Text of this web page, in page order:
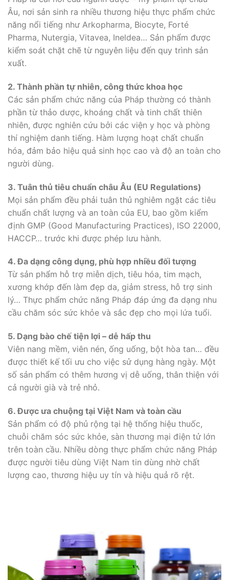
Âu, nơi sản sinh ra nhiều thương hiệu thực phẩm chức
năng nổi tiếng như Arkopharma, Biocyte, Forté
Pharma, Nutergia, Vitavea, Ineldea… Sản phẩm được
kiểm soát chặt chẽ từ nguyên liệu đến quy trình sản
xuất.
2. Thành phần tự nhiên, công thức khoa học
Các sản phẩm chức năng của Pháp thường có thành
phần từ thảo dược, khoáng chất và tinh chất thiên
nhiên, được nghiên cứu bởi các viện y học và phòng
thí nghiệm danh tiếng. Hàm lượng hoạt chất chuẩn
hóa, đảm bảo hiệu quả sinh học cao và độ an toàn cho
người dùng.
3. Tuân thủ tiêu chuẩn châu Âu (EU Regulations)
Mọi sản phẩm đều phải tuân thủ nghiêm ngặt các tiêu
chuẩn chất lượng và an toàn của EU, bao gồm kiểm
định GMP (Good Manufacturing Practices), ISO 22000,
HACCP… trước khi được phép lưu hành.
4. Đa dạng công dụng, phù hợp nhiều đối tượng
Từ sản phẩm hỗ trợ miễn dịch, tiêu hóa, tim mạch,
xương khớp đến làm đẹp da, giảm stress, hỗ trợ sinh
lý… Thực phẩm chức năng Pháp đáp ứng đa dạng nhu
cầu chăm sóc sức khỏe và sắc đẹp cho mọi lứa tuổi.
5. Dạng bào chế tiện lợi – dễ hấp thu
Viên nang mềm, viên nén, ống uống, bột hòa tan… đều
được thiết kế tối ưu cho việc sử dụng hàng ngày. Một
số sản phẩm có thêm hương vị dễ uống, thân thiện với
cả người già và trẻ nhỏ.
6. Được ưa chuộng tại Việt Nam và toàn cầu
Sản phẩm có độ phủ rộng tại hệ thống hiệu thuốc,
chuỗi chăm sóc sức khỏe, sàn thương mại điện tử lớn
trên toàn cầu. Nhiều dòng thực phẩm chức năng Pháp
được người tiêu dùng Việt Nam tin dùng nhờ chất
lượng cao, thương hiệu uy tín và hiệu quả rõ rệt.